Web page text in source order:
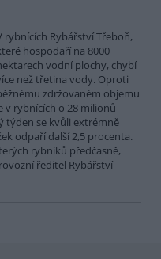
rybnících Rybářství Třeboň,
hospodaří na 8000
vodní plochy, chybí
než třetina vody. Oproti
zdržovaném objemu
rybnících o 28 milionů
týden se kvůli extrémně
odpaří další 2,5 procenta.
rybníků předčasně,
ředitel Rybářství